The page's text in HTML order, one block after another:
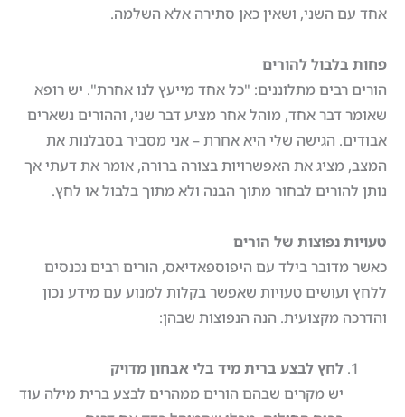
אחד עם השני, ושאין כאן סתירה אלא השלמה.
פחות בלבול להורים
הורים רבים מתלוננים: "כל אחד מייעץ לנו אחרת". יש רופא
שאומר דבר אחד, מוהל אחר מציע דבר שני, וההורים נשארים
אבודים. הגישה שלי היא אחרת – אני מסביר בסבלנות את
המצב, מציג את האפשרויות בצורה ברורה, אומר את דעתי אך
נותן להורים לבחור מתוך הבנה ולא מתוך בלבול או לחץ.
טעויות נפוצות של הורים
כאשר מדובר בילד עם היפוספאדיאס, הורים רבים נכנסים
ללחץ ועושים טעויות שאפשר בקלות למנוע עם מידע נכון
והדרכה מקצועית. הנה הנפוצות שבהן:
לחץ לבצע ברית מיד בלי אבחון מדויק
יש מקרים שבהם הורים ממהרים לבצע ברית מילה עוד